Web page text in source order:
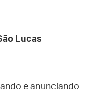
Lucas
e anunciando